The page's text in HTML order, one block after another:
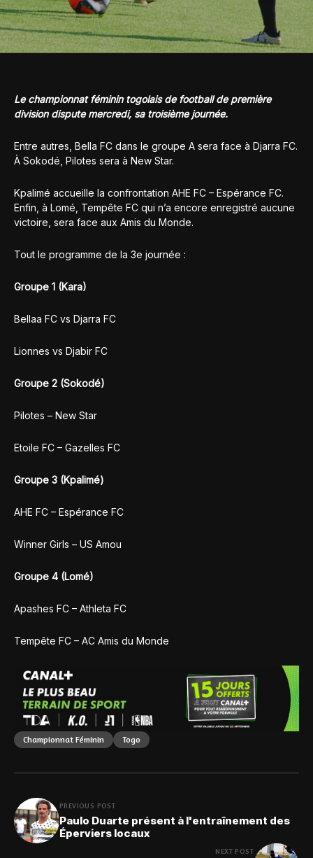
Le championnat féminin togolais de football de première
division dispute mercredi, sa troisième journée.
Entre autres, Bella FC dans le groupe A sera face à Djarra FC.
À Sokodé, Pilotes sera à New Star.
Kpalimé accueille la confrontation AHE FC – Espérance FC.
Enfin, à Lomé, Tempête FC qui n’a encore enregistré aucune
victoire, sera face aux Amis du Monde.
Tout le programme de la 3e journée :
Groupe 1 (Kara)
Bellaa FC vs Djarra FC
Lionnes vs Djabir FC
Groupe 2 (Sokodé)
Pilotes – New Star
Etoile FC – Gazelles FC
Groupe 3 (Kpalimé)
AHE FC – Espérance FC
Winner Girls – US Amou
Groupe 4 (Lomé)
Apashes FC – Athleta FC
Tempête FC – AC Amis du Monde
Championnat Féminin Togo
PREVIOUS POST
Paulo Duarte présent à l'entraînement des
Éperviers locaux
NEXT POST